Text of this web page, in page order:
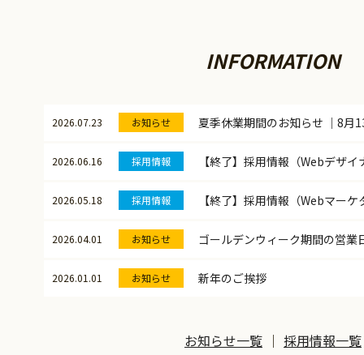
INFORMATION
2026.07.23 お知らせ 夏季休業期間のお知らせ ｜8月
2026.06.16 採用情報 【終了】採用情報（Webデザイ
2026.05.18 採用情報
2026.04.01 お知らせ ゴールデンウィーク期間の営業
2026.01.01 お知らせ 新年のご挨拶
お知らせ一覧 採用情報一覧